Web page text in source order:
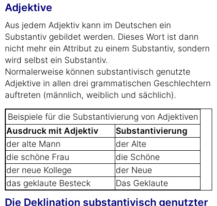
Adjektive
Aus jedem Adjektiv kann im Deutschen ein
Substantiv gebildet werden. Dieses Wort ist dann
nicht mehr ein Attribut zu einem Substantiv, sondern
wird selbst ein Substantiv.
Normalerweise können substantivisch genutzte
Adjektive in allen drei grammatischen Geschlechtern
auftreten (männlich, weiblich und sächlich).
Beispiele für die Substantivierung von Adjektiven
Ausdruck mit Adjektiv
Substantivierung
der alte Mann
der Alte
die schöne Frau
die Schöne
der neue Kollege
der Neue
das geklaute Besteck
Das Geklaute
Die Deklination substantivisch genutzter